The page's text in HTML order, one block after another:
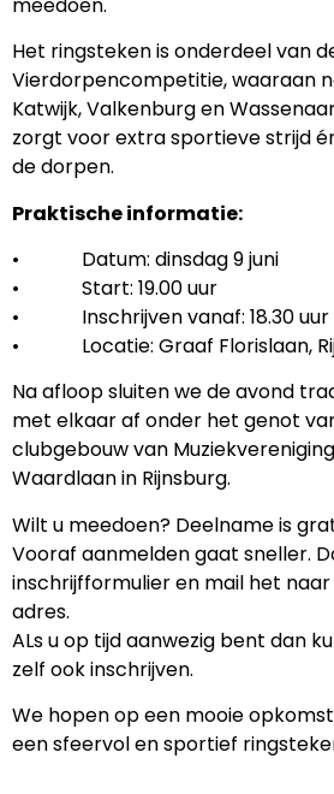
Het ringsteken is onderdeel van
Vierdorpencompetitie, waaraan
Katwijk, Valkenburg en
zorgt voor extra sportieve strijd
de dorpen.
Praktische informatie:
• Datum: dinsdag 9 juni
• Start: 19.00 uur
• Inschrijven vanaf: 18.30 uur
• Locatie: Graaf Florislaan,
Na afloop sluiten we de avond
met elkaar af onder het genot
clubgebouw van
Waardlaan in Rijnsburg.
Wilt u meedoen? Deelname is
Vooraf aanmelden gaat sneller.
inschrijfformulier en mail het
adres.
ALs u op tijd aanwezig bent dan
zelf ook inschrijven.
We hopen op een mooie
een sfeervol en sportief